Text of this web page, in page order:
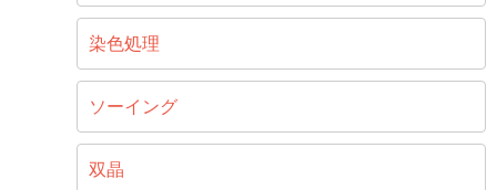
染色処理
ソーイング
双晶